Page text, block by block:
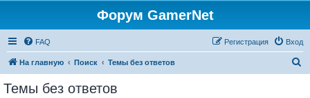
Форум GamerNet
FAQ Вход
Регистрация
На главную Поиск Темы без ответов
Темы без ответов